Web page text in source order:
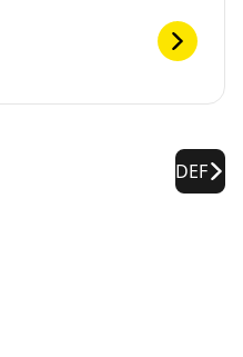
DEF